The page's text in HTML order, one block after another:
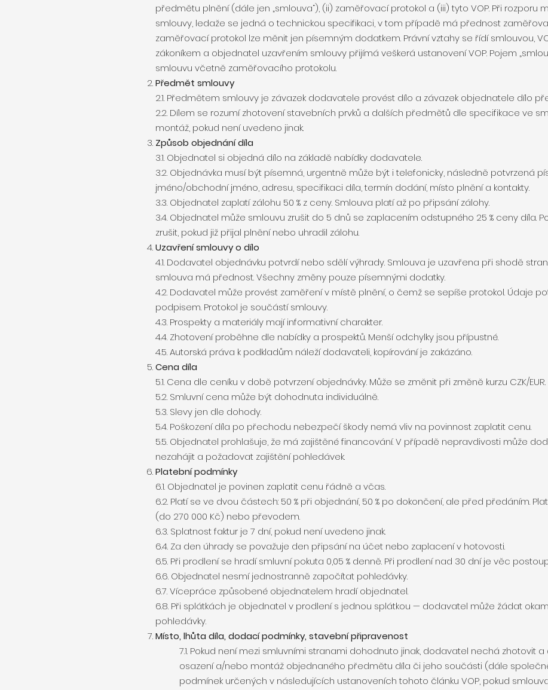
předmětu plnění (dále jen „smlouva“), (ii) zaměřovací protokol a (iii) tyto VOP. Při rozporu
smlouvy, ledaže se jedná o technickou specifikaci, v tom případě má přednost
zaměřovací protokol lze měnit jen písemným dodatkem. Právní vztahy se řídí smlouvou,
zákoníkem a objednatel uzavřením smlouvy přijímá veškerá ustanovení VOP. Pojem
smlouvu včetně zaměřovacího protokolu.
Předmět smlouvy
2.1. Předmětem smlouvy je závazek dodavatele provést dílo a závazek objednatele dílo
2.2. Dílem se rozumí zhotovení stavebních prvků a dalších předmětů dle specifikace ve
montáž, pokud není uvedeno jinak.
Způsob objednání díla
3.1. Objednatel si objedná dílo na základě nabídky dodavatele.
3.2. Objednávka musí být písemná, urgentně může být i telefonicky, následně potvrzená
jméno/obchodní jméno, adresu, specifikaci díla, termín dodání, místo plnění a kontakty.
3.3. Objednatel zaplatí zálohu 50 % z ceny. Smlouva platí až po připsání zálohy.
3.4. Objednatel může smlouvu zrušit do 5 dnů se zaplacením odstupného 25 % ceny díla.
zrušit, pokud již přijal plnění nebo uhradil zálohu.
Uzavření smlouvy o dílo
4.1. Dodavatel objednávku potvrdí nebo sdělí výhrady. Smlouva je uzavřena při shodě
smlouva má přednost. Všechny změny pouze písemnými dodatky.
4.2. Dodavatel může provést zaměření v místě plnění, o čemž se sepíše protokol. Údaje
podpisem. Protokol je součástí smlouvy.
4.3. Prospekty a materiály mají informativní charakter.
4.4. Zhotovení proběhne dle nabídky a prospektů. Menší odchylky jsou přípustné.
4.5. Autorská práva k podkladům náleží dodavateli, kopírování je zakázáno.
Cena díla
5.1. Cena dle ceníku v době potvrzení objednávky. Může se změnit při změně kurzu CZK/EUR.
5.2. Smluvní cena může být dohodnuta individuálně.
5.3. Slevy jen dle dohody.
5.4. Poškození díla po přechodu nebezpečí škody nemá vliv na povinnost zaplatit cenu.
5.5. Objednatel prohlašuje, že má zajištěné financování. V případě nepravdivosti může
nezahájit a požadovat zajištění pohledávek.
Platební podmínky
6.1. Objednatel je povinen zaplatit cenu řádně a včas.
6.2. Platí se ve dvou částech: 50 % při objednání, 50 % po dokončení, ale před předáním.
(do 270 000 Kč) nebo převodem.
6.3. Splatnost faktur je 7 dní, pokud není uvedeno jinak.
6.4. Za den úhrady se považuje den připsání na účet nebo zaplacení v hotovosti.
6.5. Při prodlení se hradí smluvní pokuta 0,05 % denně. Při prodlení nad 30 dní je věc
6.6. Objednatel nesmí jednostranně započítat pohledávky.
6.7. Vícepráce způsobené objednatelem hradí objednatel.
6.8. Při splátkách je objednatel v prodlení s jednou splátkou — dodavatel může žádat
pohledávky.
Místo, lhůta díla, dodací podmínky, stavební připravenost
7.1. Pokud není mezi smluvními stranami dohodnuto jinak, dodavatel nechá zhotovit
osazení a/nebo montáž objednaného předmětu díla či jeho součásti (dále
podmínek určených v následujících ustanoveních tohoto článku VOP, pokud